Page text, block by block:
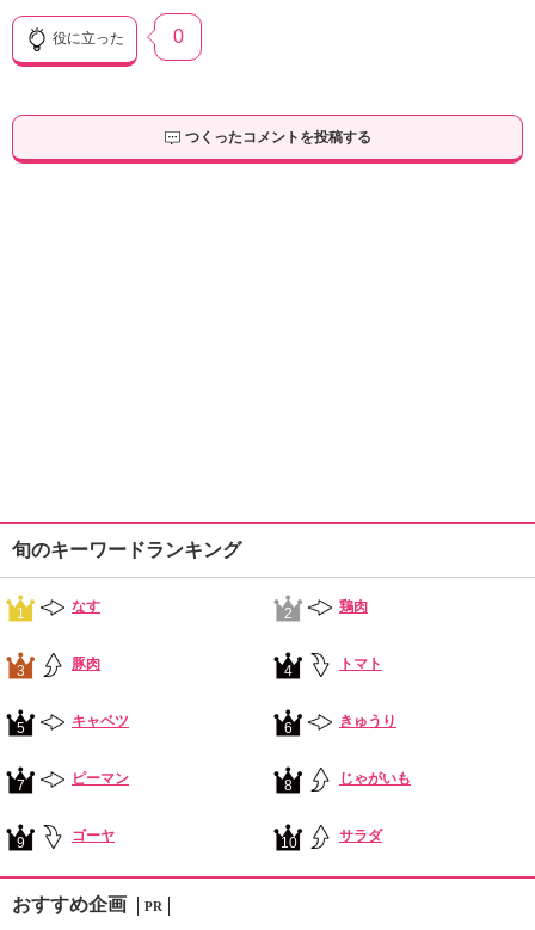
役に立った 0
つくったコメントを投稿する
旬のキーワードランキング
1 なす 2 鶏肉
3 豚肉 4 トマト
5 キャベツ 6 きゅうり
7 ピーマン 8 じゃがいも
9 ゴーヤ 10 サラダ
おすすめ企画 PR